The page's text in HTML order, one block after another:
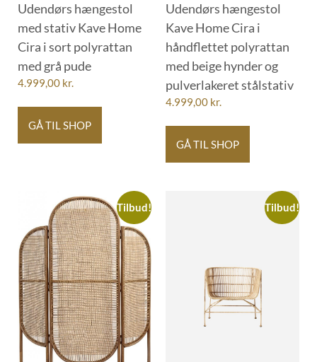
Udendørs hængestol
med stativ Kave Home
Cira i sort polyrattan
med grå pude
4.999,00 kr.
GÅ TIL SHOP
Udendørs hængestol
Kave Home Cira i
håndflettet polyrattan
med beige hynder og
pulverlakeret stålstativ
4.999,00 kr.
GÅ TIL SHOP
Tilbud! Tilbud!